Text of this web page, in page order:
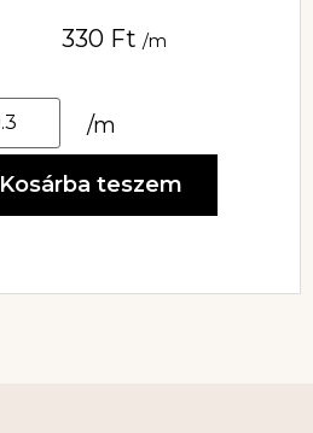
330 Ft /m
/m
Kosárba teszem